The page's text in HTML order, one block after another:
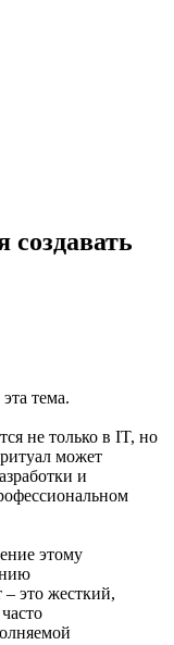
тема.
не только в IT, но
может
и
этому
это жесткий,